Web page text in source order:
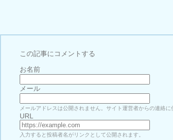
この記事にコメントする
お名前
メール
メールアドレスは公開されません。サイト運営者からの連絡に
URL
入力すると投稿者名がリンクとして公開されます。